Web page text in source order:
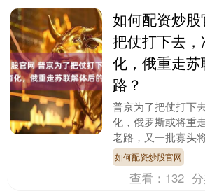
如何配资炒
把仗打下去
化，俄重走
路？
普京为了把仗打下
化，俄罗斯或将重
老路，又一批寡头
财政部不久前提交
财政预算草....
如何配资炒股官网
查看： 132